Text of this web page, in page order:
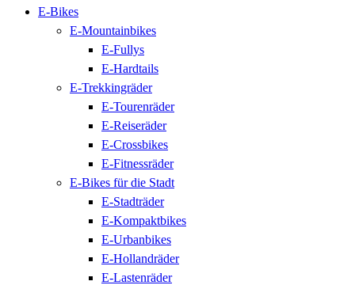
E-Bikes
E-Mountainbikes
E-Fullys
E-Hardtails
E-Trekkingräder
E-Tourenräder
E-Reiseräder
E-Crossbikes
E-Fitnessräder
E-Bikes für die Stadt
E-Stadträder
E-Kompaktbikes
E-Urbanbikes
E-Hollandräder
E-Lastenräder